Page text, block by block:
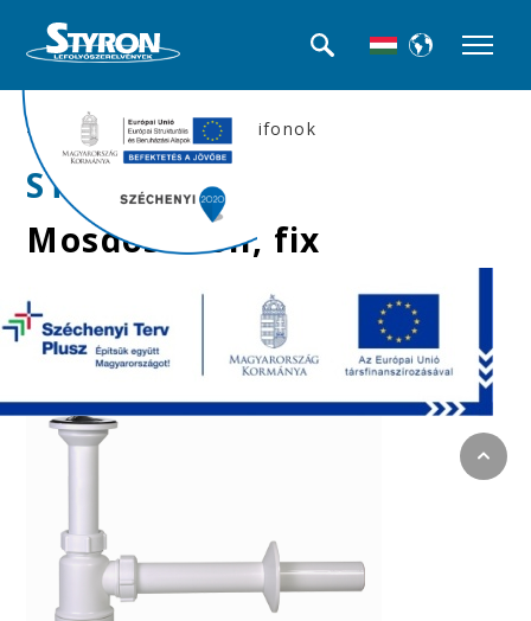
>>Mosdó búra-, és csőszifonok
STY-532
Mosdószifon, fix
leeresztőszeleppel,
Ø32 mm-es elfolyással